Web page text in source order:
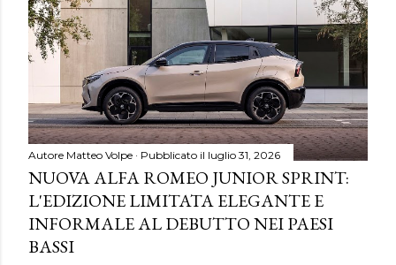
Autore Matteo Volpe Pubblicato il luglio 31, 2026
NUOVA ALFA ROMEO JUNIOR SPRINT:
L'EDIZIONE LIMITATA ELEGANTE E
INFORMALE AL DEBUTTO NEI PAESI
BASSI